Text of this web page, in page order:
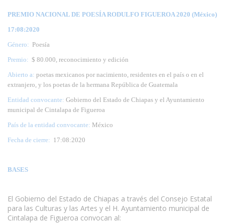
PREMIO NACIONAL DE POESÍA RODULFO FIGUEROA 2020 (México)
17:08:2020
Género: Poesía
Premio: $ 80.000, reconocimiento y edición
Abierto a: poetas mexicanos por nacimiento, residentes en el país o en el
extranjero, y los poetas de la hermana República de Guatemala
Entidad convocante: Gobierno del Estado de Chiapas y el Ayuntamiento
municipal de Cintalapa de Figueroa
País de la entidad convocante: México
Fecha de cierre: 17:08:2020
BASES
El Gobierno del Estado de Chiapas a través del Consejo Estatal
para las Culturas y las Artes y el H. Ayuntamiento municipal de
Cintalapa de Figueroa convocan al: